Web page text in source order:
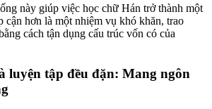
này giúp việc học chữ Hán trở thành một
cận hơn là một nhiệm vụ khó khăn, trao
cách tận dụng cấu trúc vốn có của
luyện tập đều đặn: Mang ngôn